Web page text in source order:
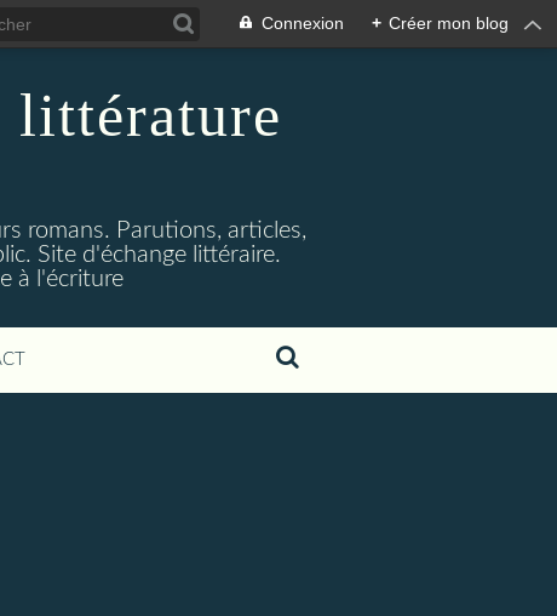
Connexion + Créer mon blog
littérature
romans. Parutions, articles,
Site d'échange littéraire.
à l'écriture